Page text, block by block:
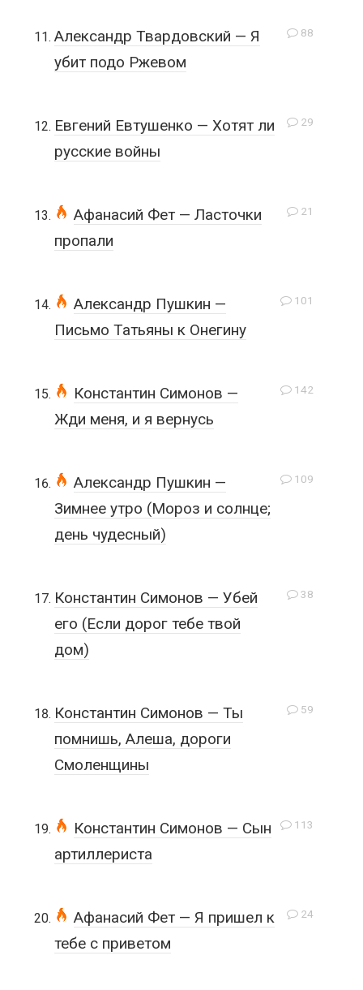
88
Александр Твардовский — Я
убит подо Ржевом
29
Евгений Евтушенко — Хотят ли
русские войны
21
Афанасий Фет — Ласточки
пропали
101
Александр Пушкин —
Письмо Татьяны к Онегину
142
Константин Симонов —
Жди меня, и я вернусь
109
Александр Пушкин —
Зимнее утро (Мороз и солнце;
день чудесный)
38
Константин Симонов — Убей
его (Если дорог тебе твой
дом)
59
Константин Симонов — Ты
помнишь, Алеша, дороги
Смоленщины
113
Константин Симонов — Сын
артиллериста
24
Афанасий Фет — Я пришел к
тебе с приветом